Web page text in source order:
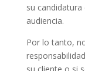
su
audiencia.
Por lo tanto,